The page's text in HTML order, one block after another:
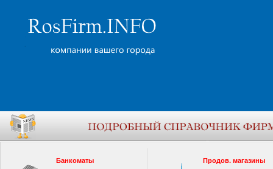
Банкоматы
Продов. магазины